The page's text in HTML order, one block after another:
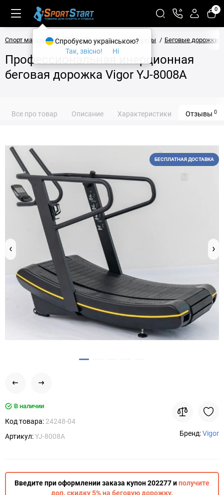
0
Спорт магазин SPORTSTART Кардиотренажеры Беговые дорожки
Профессиональная инерционная
беговая дорожка Vigor YJ-8008A
Все про товар Описание Характеристики Отзывы 0
БЕСПЛАТНАЯ ДОСТАВКА
В наличии
Код товара: 24248-04
Артикул:YJ-8008A Бренд:Vigor
Введите при оформлении заказа купон 202277 иполучите
доп. скидку 5% на беговую дорожку.
Спробуємо українською?
Так, звісно!
Ні